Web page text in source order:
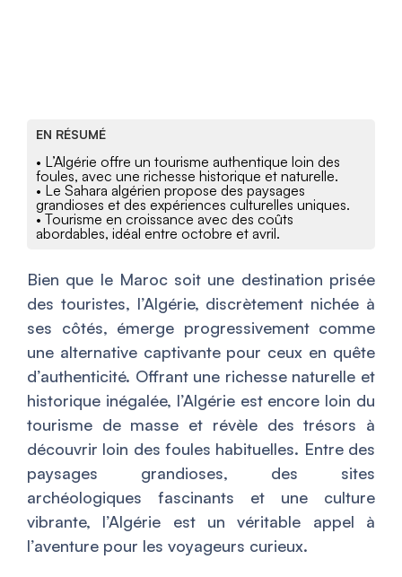
EN RÉSUMÉ
• L’Algérie offre un tourisme authentique loin des
foules, avec une richesse historique et naturelle.
• Le Sahara algérien propose des paysages
grandioses et des expériences culturelles uniques.
• Tourisme en croissance avec des coûts
abordables, idéal entre octobre et avril.
Bien que le Maroc soit une destination prisée
des touristes, l’Algérie, discrètement nichée à
ses côtés, émerge progressivement comme
une alternative captivante pour ceux en quête
d’authenticité. Offrant une richesse naturelle et
historique inégalée, l’Algérie est encore loin du
tourisme de masse et révèle des trésors à
découvrir loin des foules habituelles. Entre des
paysages grandioses, des sites
archéologiques fascinants et une culture
vibrante, l’Algérie est un véritable appel à
l’aventure pour les voyageurs curieux.